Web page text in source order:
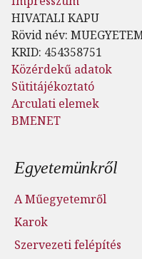
HIVATALI KAPU
Rövid név:
KRID: 454358751
Közérdekű adatok
Sütitájékoztató
Arculati elemek
BMENET
Lábléc menü
Egyetemünkről
A Műegyetemről
Karok
Szervezeti felépítés